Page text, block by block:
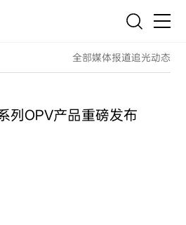
全部媒体报道追光动态
列OPV产品重磅发布